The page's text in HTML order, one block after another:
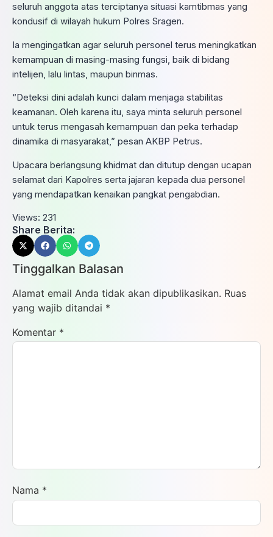
seluruh anggota atas terciptanya situasi kamtibmas yang
kondusif di wilayah hukum Polres Sragen.
Ia mengingatkan agar seluruh personel terus meningkatkan
kemampuan di masing-masing fungsi, baik di bidang
intelijen, lalu lintas, maupun binmas.
“Deteksi dini adalah kunci dalam menjaga stabilitas
keamanan. Oleh karena itu, saya minta seluruh personel
untuk terus mengasah kemampuan dan peka terhadap
dinamika di masyarakat,” pesan AKBP Petrus.
Upacara berlangsung khidmat dan ditutup dengan ucapan
selamat dari Kapolres serta jajaran kepada dua personel
yang mendapatkan kenaikan pangkat pengabdian.
Views: 231
Share Berita:
Tinggalkan Balasan
Alamat email Anda tidak akan dipublikasikan. Ruas
yang wajib ditandai *
Komentar *
Nama *